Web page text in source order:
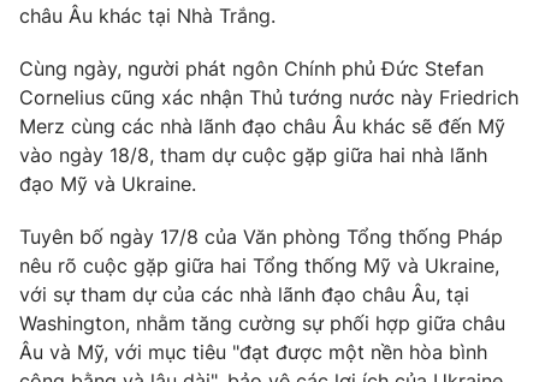
® Cấm sao chép dưới mọi hình thức nếu không có sự chấp
thuận bằng văn bản. Ghi rõ nguồn VTV.vn khi phát hành lại
thông tin từ website này.
châu Âu khác tại Nhà Trắng.
Cùng ngày, người phát ngôn Chính phủ Đức Stefan
Cornelius cũng xác nhận Thủ tướng nước này Friedrich
Merz cùng các nhà lãnh đạo châu Âu khác sẽ đến Mỹ
vào ngày 18/8, tham dự cuộc gặp giữa hai nhà lãnh
đạo Mỹ và Ukraine.
Tuyên bố ngày 17/8 của Văn phòng Tổng thống Pháp
nêu rõ cuộc gặp giữa hai Tổng thống Mỹ và Ukraine,
với sự tham dự của các nhà lãnh đạo châu Âu, tại
Washington, nhằm tăng cường sự phối hợp giữa châu
Âu và Mỹ, với mục tiêu "đạt được một nền hòa bình